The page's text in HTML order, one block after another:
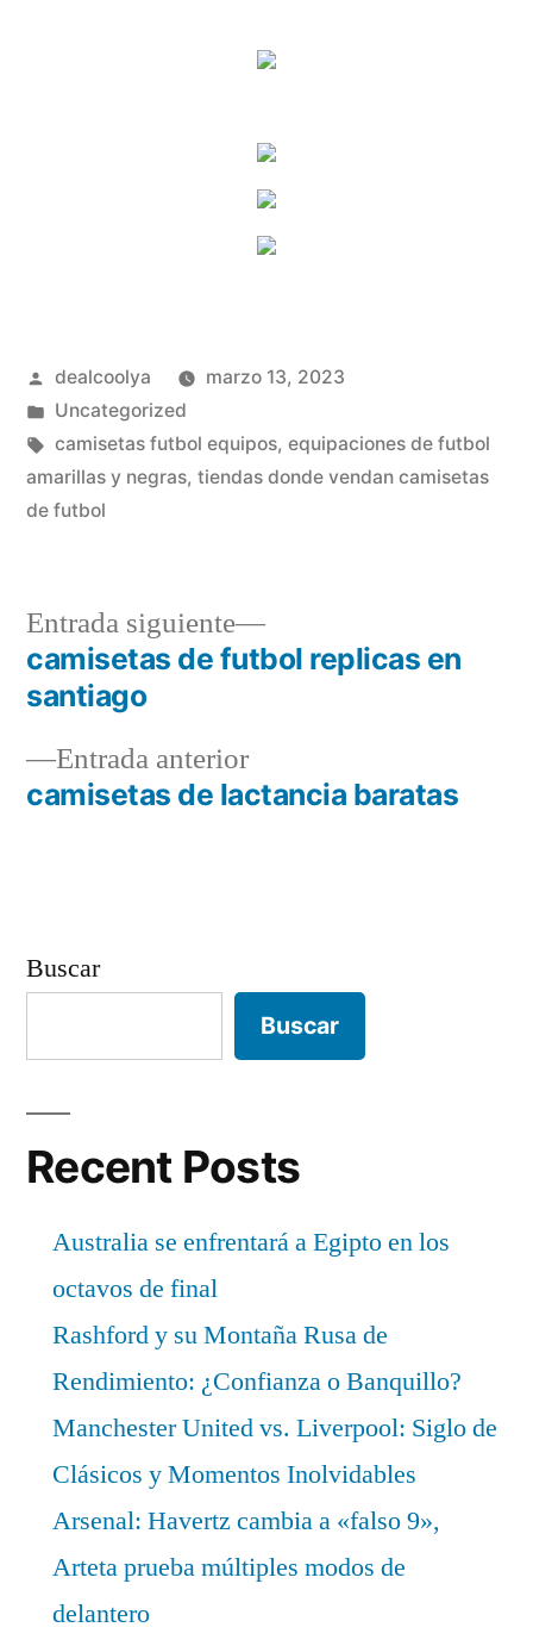
Publicado
por
dealcoolya
marzo 13, 2023
Publicado
en
Uncategorized
Etiquetas:
camisetas futbol equipos, equipaciones de futbol
amarillas y negras, tiendas donde vendan camisetas
de futbol
Navegación
entradas
Entrada anteriorEntrada
anterior:
camisetas de lactancia baratas
Entrada siguiente
Entrada
siguiente:
camisetas de futbol replicas en
santiago
Buscar
Buscar
Recent Posts
Australia se enfrentará a Egipto en los
octavos de final
Rashford y su Montaña Rusa de
Rendimiento: ¿Confianza o Banquillo?
Manchester United vs. Liverpool: Siglo de
Clásicos y Momentos Inolvidables
Arsenal: Havertz cambia a «falso 9»,
Arteta prueba múltiples modos de
delantero